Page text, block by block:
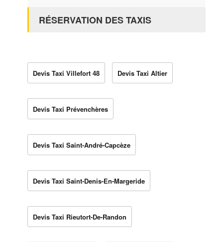
RÉSERVATION DES TAXIS
Devis Taxi Villefort 48 Devis Taxi Altier
Devis Taxi Prévenchères
Devis Taxi Saint-André-Capcèze
Devis Taxi Saint-Denis-En-Margeride
Devis Taxi Rieutort-De-Randon